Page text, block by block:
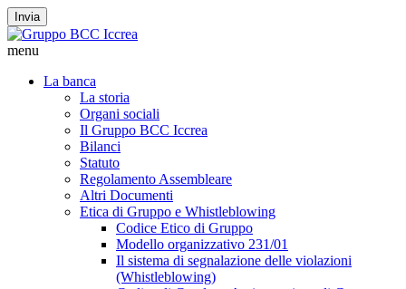
Invia
menu
La banca
La storia
Organi sociali
Il Gruppo BCC Iccrea
Bilanci
Statuto
Regolamento Assembleare
Altri Documenti
Etica di Gruppo e Whistleblowing
Codice Etico di Gruppo
Modello organizzativo 231/01
Il sistema di segnalazione delle violazioni
(Whistleblowing)